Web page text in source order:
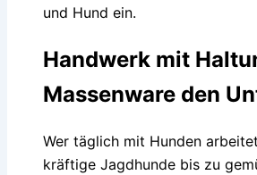
und Hund ein.
Handwerk mit
Massenware den
Wer täglich mit Hunden
kräftige Jagdhunde bis zu